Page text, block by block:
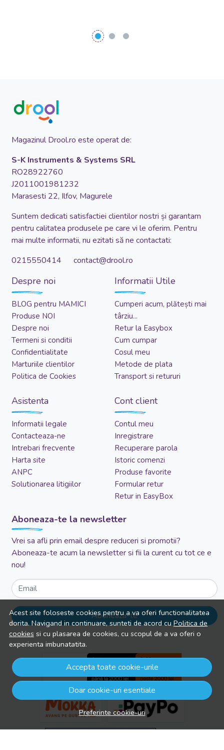
Acest site foloseste cookies pentru a va oferi functionalitatea
dorita. Navigand in continuare, sunteti de acord cuPolitica de
cookies si cu plasarea de cookies, cu scopul de a va oferi o
experienta imbunatatita.
Accepta toate cookie-urile
Doar cookie-uri esentiale
Preferinte cookie-uri
Magazinul Drool.ro este operat de:
S-K Instruments & Systems SRL
RO28922760
J2011001981232
Marasesti 22, Ilfov, Magurele
Suntem dedicati satisfactiei clientilor nostri și garantam
pentru calitatea produsele pe care vi le oferim. Pentru
mai multe informatii, nu ezitati să ne contactati:
0215550414 contact@drool.ro
Despre noi
BLOG pentru MAMICI
Produse NOI
Despre noi
Termeni si conditii
Confidentialitate
Marturiile clientilor
Politica de Cookies
Informatii Utile
Cumperi acum, plătești mai
târziu...
Retur la Easybox
Cum cumpar
Cosul meu
Metode de plata
Transport si retururi
Asistenta
Informatii legale
Contacteaza-ne
Intrebari frecvente
Harta site
ANPC
Solutionarea litigiilor
Cont client
Contul meu
Inregistrare
Recuperare parola
Istoric comenzi
Produse favorite
Formular retur
Retur in EasyBox
Aboneaza-te la newsletter
Vrei sa afli prin email despre reduceri si promotii?
Aboneaza-te acum la newsletter si fii la curent cu tot ce e
nou!
Email
Aboneaza-te